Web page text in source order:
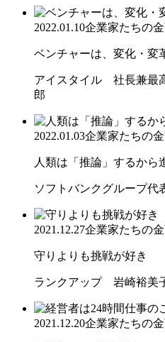
2022.01.10企業家たちの
ベンチャーは、変化・変
アイスタイル 社長兼最
郎
2022.01.03企業家たちの
人類は「推論」するから
ソフトバンクグループ
2021.12.27企業家たちの
守りよりも挑戦が好き
ランクアップ 岩崎裕美
2021.12.20企業家たちの